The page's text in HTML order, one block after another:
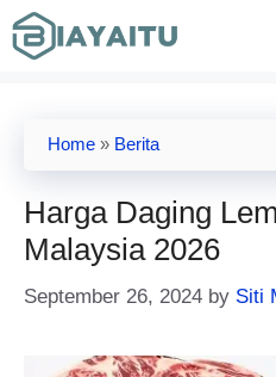
Skip
to
Home » Berita
Harga Daging
Malaysia 2026
September 26, 2024 by Siti